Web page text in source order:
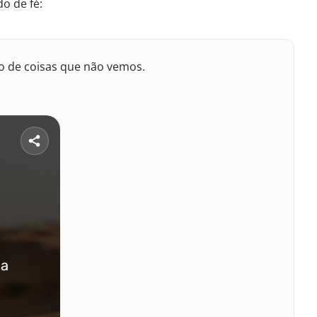
de fé:
de coisas que não vemos.